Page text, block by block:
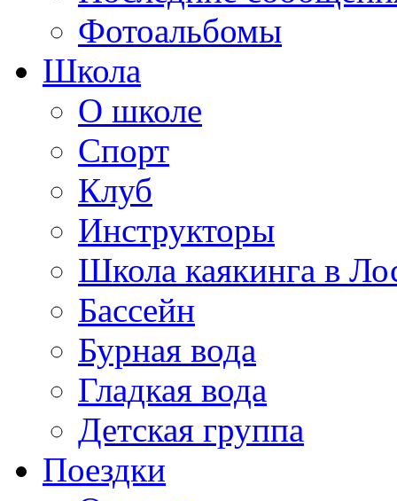
Фотоальбомы
Школа
О школе
Спорт
Клуб
Инструкторы
Школа каякинга в
Бассейн
Бурная вода
Гладкая вода
Детская группа
Поездки